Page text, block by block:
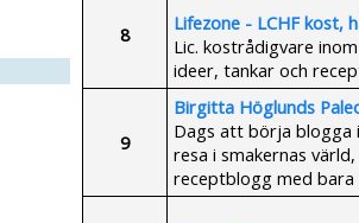
8
Lifezone - LCHF kost,
Lic. kostrådigvare
ideer, tankar och
9
Birgitta Höglunds
Dags att börja blogga
resa i smakernas
receptblogg med